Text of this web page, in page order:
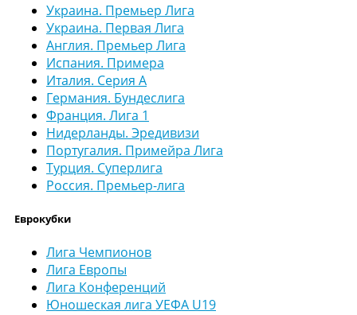
Украина. Премьер Лига
Украина. Первая Лига
Англия. Премьер Лига
Испания. Примера
Италия. Серия А
Германия. Бундеслига
Франция. Лига 1
Нидерланды. Эредивизи
Португалия. Примейра Лига
Турция. Суперлига
Россия. Премьер-лига
Еврокубки
Лига Чемпионов
Лига Европы
Лига Конференций
Юношеская лига УЕФА U19